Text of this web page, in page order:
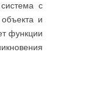
с
и
функции